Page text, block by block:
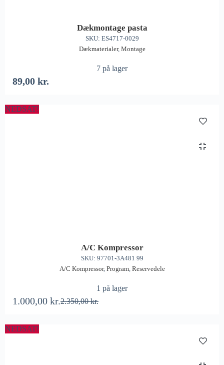
Dækmontage pasta
SKU: ES4717-0029
Dækmaterialer, Montage
7 på lager
89,00 kr.
NEDSAT!
A/C Kompressor
SKU: 97701-3A481 99
A/C Kompressor, Program, Reservedele
1 på lager
2.350,00kr.
1.000,00 kr.
NEDSAT!